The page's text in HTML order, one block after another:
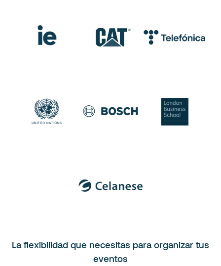
La flexibilidad que necesitas para organizar tus
eventos